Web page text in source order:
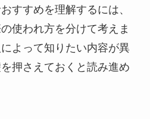
すすめを理解するには、
使われ方を分けて考えま
よって知りたい内容が異
押さえておくと読み進め